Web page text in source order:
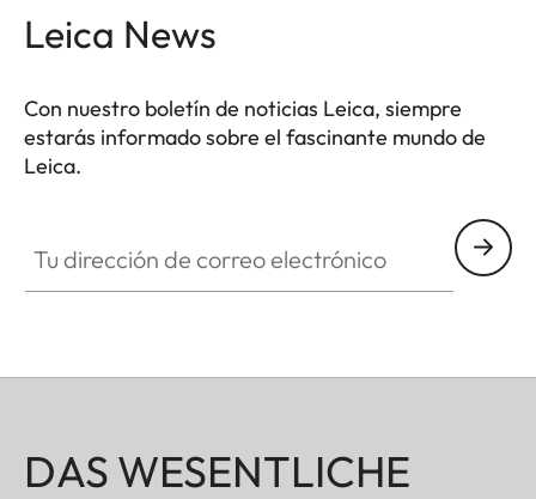
Leica News
Con nuestro boletín de noticias Leica, siempre
estarás informado sobre el fascinante mundo de
Leica.
DAS WESENTLICHE